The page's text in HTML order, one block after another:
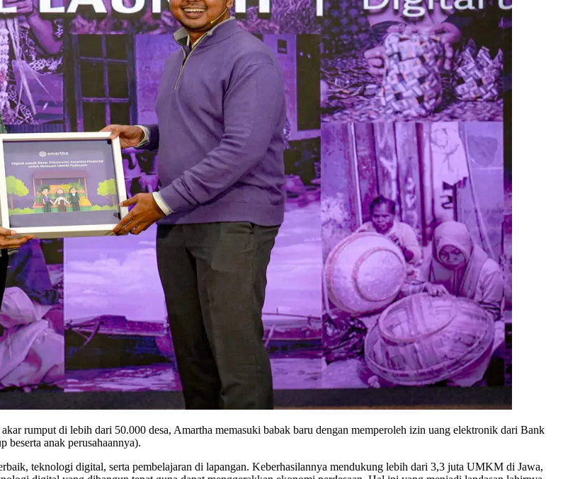
rumput di lebih dari 50.000 desa, Amartha memasuki babak baru dengan memperoleh izin uang elektronik dari Bank
beserta anak perusahaannya).
teknologi digital, serta pembelajaran di lapangan. Keberhasilannya mendukung lebih dari 3,3 juta UMKM di Jawa,